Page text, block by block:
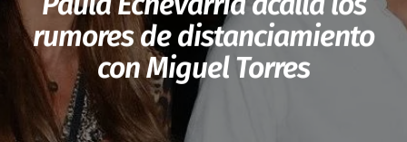
rumores de distanciamiento
con Miguel Torres